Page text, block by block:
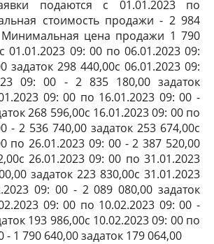
подаются с 01.01.2023 по
стоимость продажи - 2 984
Минимальная цена продажи 1 790
01.01.2023 09: 00 по 06.01.2023 09:
задаток 298 440,00с 06.01.2023 09:
09: 00 - 2 835 180,00 задаток
09: 00 по 16.01.2023 09: 00 -
268 596,00с 16.01.2023 09: 00 по
- 2 536 740,00 задаток 253 674,00с
по 26.01.2023 09: 00 - 2 387 520,00
26.01.2023 09: 00 по 31.01.2023
задаток 223 830,00с 31.01.2023
09: 00 - 2 089 080,00 задаток
09: 00 по 10.02.2023 09: 00 -
193 986,00с 10.02.2023 09: 00 по
- 1 790 640,00 задаток 179 064,00